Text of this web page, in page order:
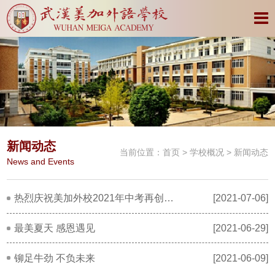
新闻动态
News and Events
当前位置： 首页> 学校概况> 新闻动态
热烈庆祝美加外校2021年中考再创佳绩 [2021-07-06]
最美夏天 感恩遇见 [2021-06-29]
铆足牛劲 不负未来 [2021-06-09]